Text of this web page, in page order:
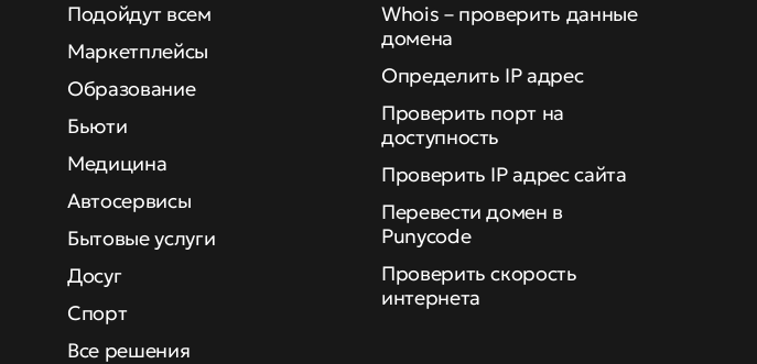
Подойдут всем
Маркетплейсы
Образование
Бьюти
Медицина
Автосервисы
Бытовые услуги
Досуг
Спорт
Все решения
Whois – проверить данные
домена
Определить IP адрес
Проверить порт на
доступность
Проверить IP адрес сайта
Перевести домен в
Punycode
Проверить скорость
интернета